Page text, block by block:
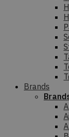
Brands